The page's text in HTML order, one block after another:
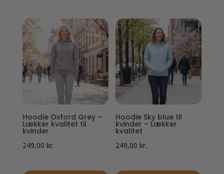
vare
har
flere
varianter.
Mulighederne
kan
vælges
varesiden
vare
har
flere
varianter.
Mulighederne
kan
vælges
varesiden
Hoodie Oxford Grey –
Lækker kvalitet til
kvinder
249,00 kr.
Hoodie Sky blue til
kvinder – Lækker
kvalitet
249,00 kr.